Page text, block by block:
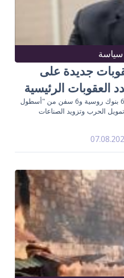
سياسة
جديدة على
العقوبات الرئيسية
العقوبات تشمل 19 كياناً بينها 6 بنوك روسية و6 سفن من "أسطول
الحرب وتزويد الصناعات